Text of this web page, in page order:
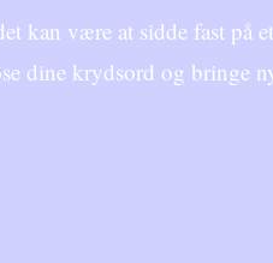
kan være at sidde fast på
dine krydsord og bringe